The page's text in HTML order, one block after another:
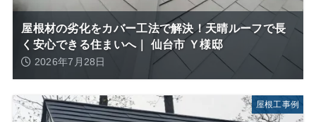
屋根材の劣化をカバー工法で解決！天晴ルーフで長
く安心できる住まいへ｜ 仙台市 Ｙ様邸
2026年7月28日
屋根工事例